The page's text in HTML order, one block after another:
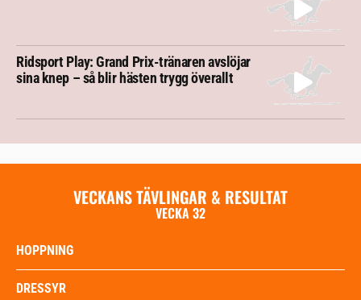
Ridsport Play: Grand Prix-tränaren avslöjar
sina knep – så blir hästen trygg överallt
VECKANS TÄVLINGAR & RESULTAT
VECKA 32
HOPPNING
DRESSYR